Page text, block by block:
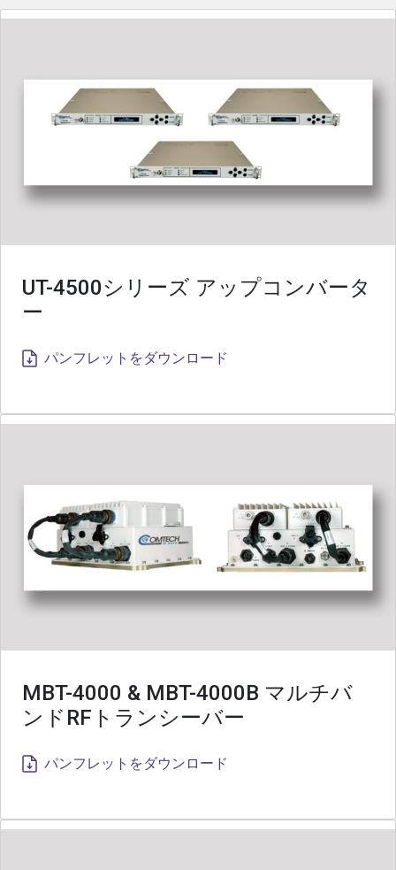
UT-4500シリーズ アップコンバータ
ー
パンフレットをダウンロード
MBT-4000 & MBT-4000B マルチバ
ンドRFトランシーバー
パンフレットをダウンロード